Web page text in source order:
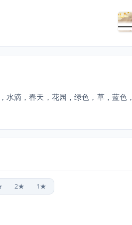
水滴，春天，花园，绿色，草，蓝色，
2★ 1★